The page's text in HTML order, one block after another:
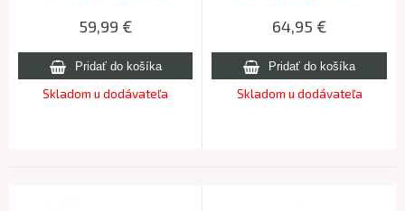
59,99 €
Skladom u dodávateľa
64,95 €
Skladom u dodávateľa